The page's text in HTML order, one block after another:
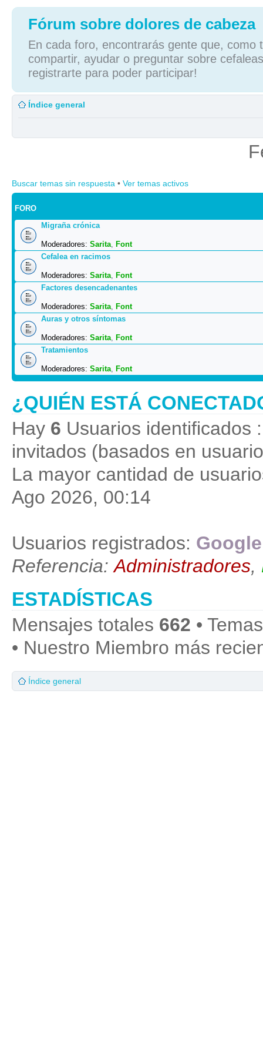
Fórum sobre dolores de cabeza
En cada foro, encontrarás gente que, como
compartir, ayudar o preguntar sobre
registrarte para poder participar!
Índice general
Buscar temas sin respuesta • Ver temas activos
FORO
Migraña crónica
Moderadores: Sarita, Font
Cefalea en racimos
Moderadores: Sarita, Font
Factores desencadenantes
Moderadores: Sarita, Font
Auras y otros síntomas
Moderadores: Sarita, Font
Tratamientos
Moderadores: Sarita, Font
¿QUIÉN ESTÁ
Hay 6 Usuarios identificados
invitados (basados en
La mayor cantidad de
Ago 2026, 00:14
Usuarios registrados:
Referencia:Administradores,
ESTADÍSTICAS
Mensajes totales 662 •
• Nuestro Miembro más
Índice general